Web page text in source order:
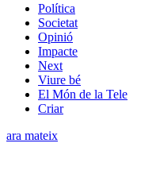
Política
Societat
Opinió
Impacte
Next
Viure bé
El Món de la Tele
Criar
ara mateix